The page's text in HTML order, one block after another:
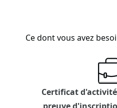
Ce dont vous avez
Certificat